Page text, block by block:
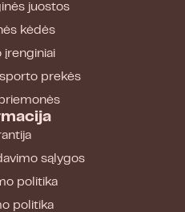
juostos
kėdės
įrenginiai
prekės
sąlygos
politika
politika